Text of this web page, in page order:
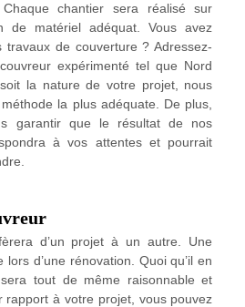
Chaque chantier sera réalisé sur
de matériel adéquat. Vous avez
de couverture ? Adressez-
expérimenté tel que Nord
la nature de votre projet, nous
la plus adéquate. De plus,
garantir que le résultat de nos
à vos attentes et pourrait
d’un projet à un autre. Une
d’une rénovation. Quoi qu’il en
tout de même raisonnable et
à votre projet, vous pouvez